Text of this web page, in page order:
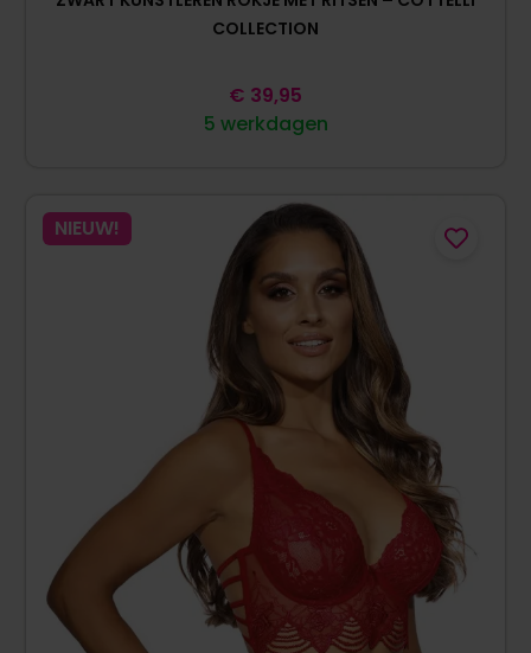
COLLECTION
5 werkdagen
€ 39,95
NIEUW!